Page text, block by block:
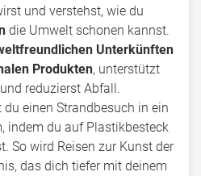
und verstehst, wie du
die Umwelt schonen kannst.
Unterkünften
Produkten, unterstützt
reduzierst Abfall.
einen Strandbesuch in ein
indem du auf Plastikbesteck
So wird Reisen zur Kunst der
das dich tiefer mit deinem